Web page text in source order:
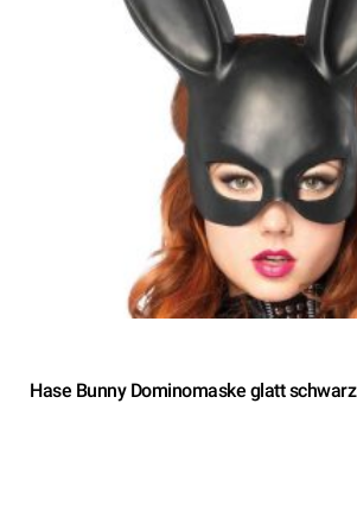
Hase Bunny Dominomaske glatt schwarz